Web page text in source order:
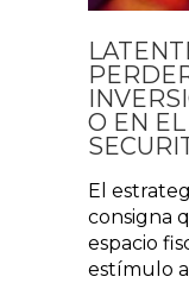
O EN
El
consigna
espacio
estímulo